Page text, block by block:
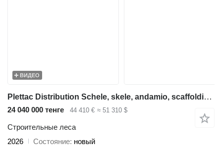
ВИДЕО
Plettac Distribution Schele, skele, andamio, scaffolding, pastoliai, tellingud, deck
24 040 000 тенге 44 410 € ≈ 51 310 $
Строительные леса
2026
Состояние новый